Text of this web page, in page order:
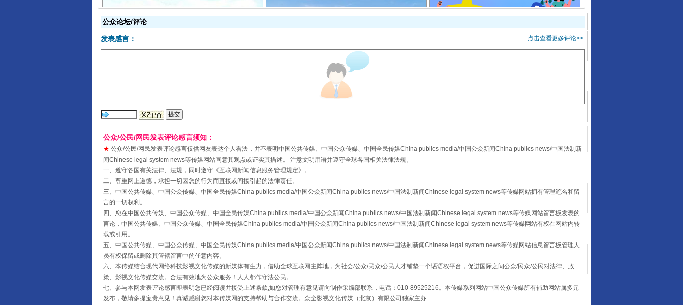
从幼儿园到大学，有这些资助 “后车司机肯定在骂我” 全民健身五年计划来了！等你上场
事关残疾人未来5年
公众论坛/评论
点击查看更多评论>>
发表感言：
公众/公民/网民发表评论感言须知：
★ 公众/公民/网民发表评论感言仅供网友表达个人看法，并不表明中国公共传媒、中国公众传媒、中国全民传媒China publics media/中国公众新闻China publics news/中国法制新
闻Chinese legal system news等传媒网站同意其观点或证实其描述。 注意文明用语并遵守全球各国相关法律法规。
一、遵守各国有关法律、法规，同时遵守《互联网新闻信息服务管理规定》。
二、尊重网上道德，承担一切因您的行为而直接或间接引起的法律责任。
三、中国公共传媒、中国公众传媒、中国全民传媒China publics media/中国公众新闻China publics news/中国法制新闻Chinese legal system news等传媒网站拥有管理笔名和留
言的一切权利。
四、您在中国公共传媒、中国公众传媒、中国全民传媒China publics media/中国公众新闻China publics news/中国法制新闻Chinese legal system news等传媒网站留言板发表的
言论，中国公共传媒、中国公众传媒、中国全民传媒China publics media/中国公众新闻China publics news/中国法制新闻Chinese legal system news等传媒网站有权在网站内转
载或引用。
五、中国公共传媒、中国公众传媒、中国全民传媒China publics media/中国公众新闻China publics news/中国法制新闻Chinese legal system news等传媒网站信息留言板管理人
员有权保留或删除其管辖留言中的任意内容。
六、本传媒结合现代网络科技影视文化传媒的新媒体有生力，借助全球互联网主阵地，为社会/公众/民众/公民人才铺垫一个话语权平台，促进国际之间公众/民众/公民对法律、政
策、影视文化传媒交流。合法有效地为公众服务！人人都作守法公民。
七、参与本网发表评论感言即表明您已经阅读并接受上述条款,如您对管理有意见请向制作采编部联系，电话：010-89525216。本传媒系列网站中国公众传媒所有辅助网站属多元
发布，敬请多提宝贵意见！真诚感谢您对本传媒网的支持帮助与合作交流。众全影视文化传媒（北京）有限公司独家主办 :